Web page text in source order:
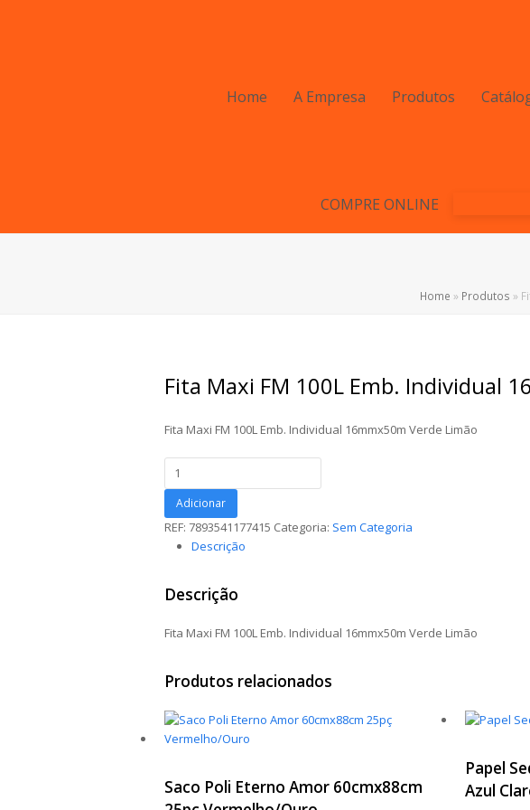
Home A Empresa Produtos
COMPRE ONLINE
Home » Produtos »
Fita Maxi FM 100L Emb. Individual
Fita Maxi FM 100L Emb. Individual 16mmx50m Verde Limão
Fita
Maxi
FM
100L
Emb.
Verde
quantidade
Adicionar
REF: 7893541177415 Categoria: Sem Categoria
Descrição
Descrição
Fita Maxi FM 100L Emb. Individual 16mmx50m Verde Limão
Produtos relacionados
Saco Poli Eterno Amor 60cmx88cm
Papel
Azul